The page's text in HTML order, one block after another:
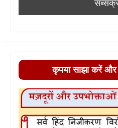
कृपया साझा करें